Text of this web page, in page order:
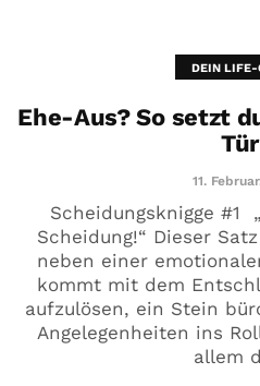
DEIN LIFE-
Ehe-Aus? So setzt
11.
Scheidungsknigge #1
Scheidung!“ Dieser
neben einer
kommt mit dem
aufzulösen, ein Stein
Angelegenheiten ins
allem